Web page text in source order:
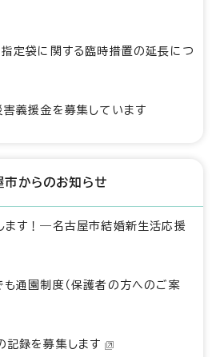
指定袋に関する臨時措置の延長につ
義援金を募集しています
市からのお知らせ
ます！―名古屋市結婚新生活応援
通園制度（保護者の方へのご案
記録を募集します